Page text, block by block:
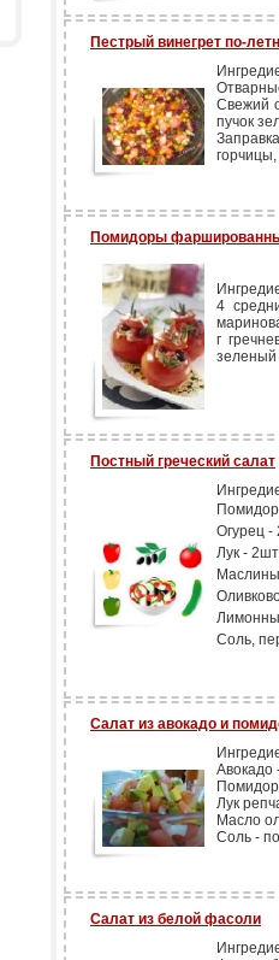
Пестрый винегрет по-
Свежий
пучок
горчицы,
Помидоры
4
г
зеленый
Постный греческий салат
Огурец -
Лук -
Соль,
Салат из авокадо и
Авокадо
Лук
Масло
Соль - по
Салат из белой фасоли